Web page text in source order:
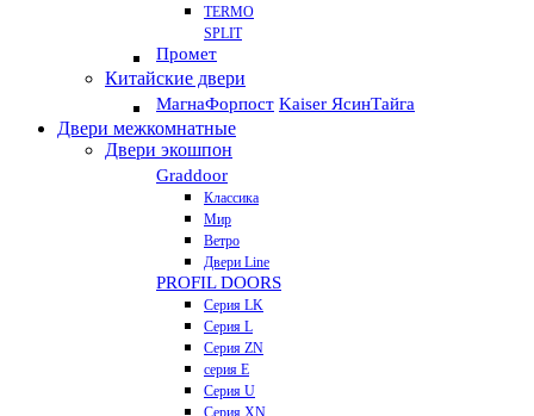
ТЕRМО
SPLIT
Промет
Китайские двери
МагнаФорпост Kaiser ЯсинТайга
Двери межкомнатные
Двери экошпон
Graddoor
Классика
Мир
Ветро
Двери Line
PROFIL DOORS
Серия LK
Серия L
Серия ZN
серия E
Серия U
Серия XN